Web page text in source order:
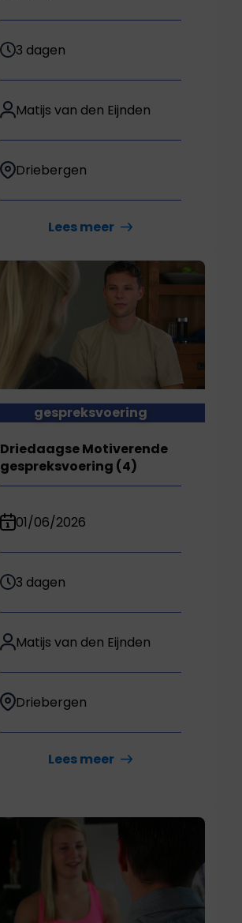
3 dagen
Matijs van den Eijnden
Driebergen
Lees meer
gespreksvoering
Driedaagse Motiverende
gespreksvoering (4)
01/06/2026
3 dagen
Matijs van den Eijnden
Driebergen
Lees meer